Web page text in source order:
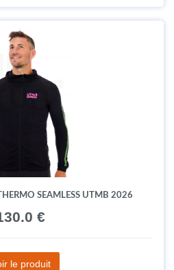
SEAMLESS UTMB 2026
€
le produit